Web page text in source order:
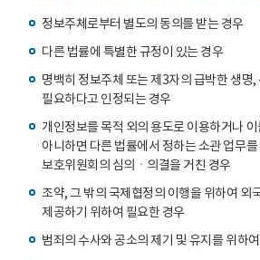
정보주체로부터 별도의 동의를 받는 경우
다른 법률에 특별한 규정이 있는 경우
명백히 정보주체 또는 제3자의 급박한 생명,
필요하다고 인정되는 경우
개인정보를 목적 외의 용도로 이용하거나
아니하면 다른 법률에서 정하는 소관 업무
보호위원회의 심의ㆍ의결을 거친 경우
조약, 그 밖의 국제협정의 이행을 위하여 외
제공하기 위하여 필요한 경우
범죄의 수사와 공소의 제기 및 유지를 위하